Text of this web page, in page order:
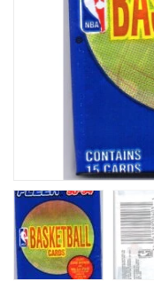
Kart
Paczce